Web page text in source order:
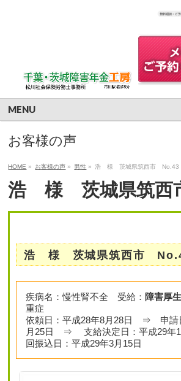
MENU
お客様の声
HOME » お客様の声 » 男性 » 浩 様 茨城県筑西市 No.43
浩 様 茨城県筑西
浩 様 茨城県筑西市
疾病名：慢性腎不全 受給： 障害厚
重症
依頼日：平成28年8月28日 ⇒ 申請
月25日 ⇒ 支給決定日：平成29
回振込日：平成29年3月15日